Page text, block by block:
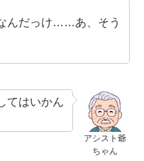
んだっけ……あ、そう
アシスト爺
ちゃん
てはいかん